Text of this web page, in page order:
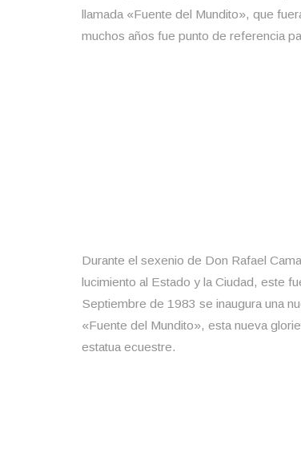
llamada «Fuente del Mundito», que
muchos años fue punto de referencia
Durante el sexenio de Don Rafael
lucimiento al Estado y la Ciudad, este
Septiembre de 1983 se inaugura una
«Fuente del Mundito», esta nueva
estatua ecuestre.